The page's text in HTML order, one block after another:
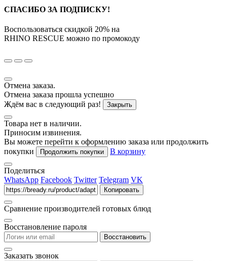
СПАСИБО ЗА ПОДПИСКУ!
Воспользоваться скидкой 20% на
RHINO RESCUE можно по промокоду
Отмена заказа.
Отмена заказа прошла успешно
Ждём вас в следующий раз!
Закрыть
Товара нет в наличии.
Приносим извинения.
Вы можете перейти к оформлению заказа или продолжить
покупки
Продолжить покупки В корзину
Поделиться
WhatsApp Facebook Twitter Telegram VK
Копировать
Сравнение производителей готовых блюд
Восстановление пароля
Восстановить
Заказать звонок